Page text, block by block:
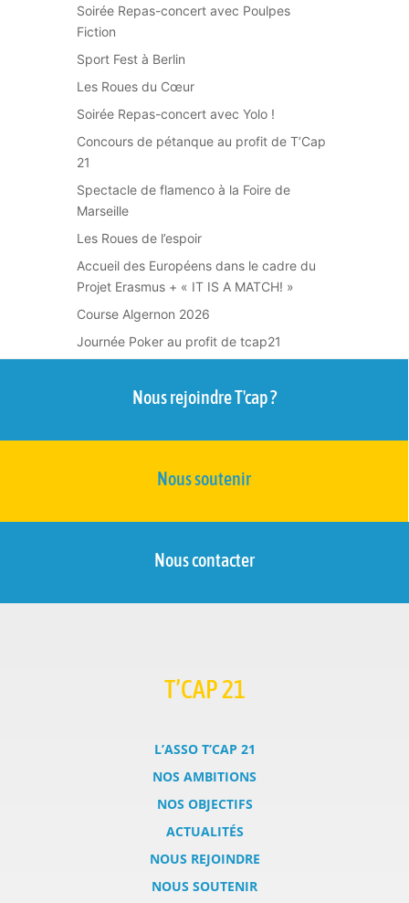
Soirée Repas-concert avec Poulpes
Fiction
Sport Fest à Berlin
Les Roues du Cœur
Soirée Repas-concert avec Yolo !
Concours de pétanque au profit de T’Cap
21
Spectacle de flamenco à la Foire de
Marseille
Les Roues de l’espoir
Accueil des Européens dans le cadre du
Projet Erasmus + « IT IS A MATCH! »
Course Algernon 2026
Journée Poker au profit de tcap21
Nous rejoindre T'cap ?
Nous soutenir
Nous contacter
T’CAP 21
L’ASSO T’CAP 21
NOS AMBITIONS
NOS OBJECTIFS
ACTUALITÉS
NOUS REJOINDRE
NOUS SOUTENIR